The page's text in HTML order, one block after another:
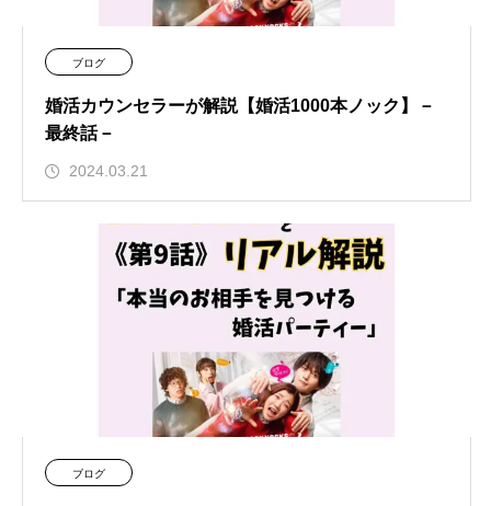
ブログ
婚活カウンセラーが解説【婚活1000本ノック】－
最終話－
2024.03.21
ブログ